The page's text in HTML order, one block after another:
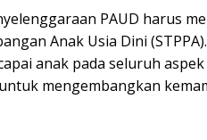
PAUD harus
Anak Usia Dini
anak pada seluruh
mengembangkan